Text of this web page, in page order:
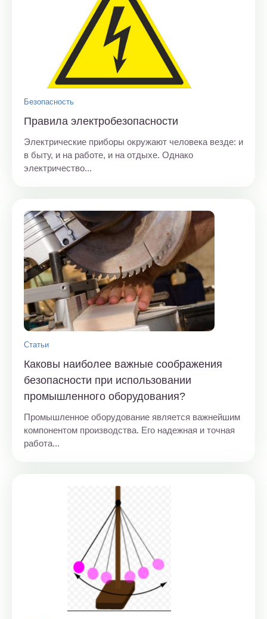
Безопасность
Правила электробезопасности
Электрические приборы окружают человека везде: и
в быту, и на работе, и на отдыхе. Однако
электричество...
Статьи
Каковы наиболее важные соображения
безопасности при использовании
промышленного оборудования?
Промышленное оборудование является важнейшим
компонентом производства. Его надежная и точная
работа...